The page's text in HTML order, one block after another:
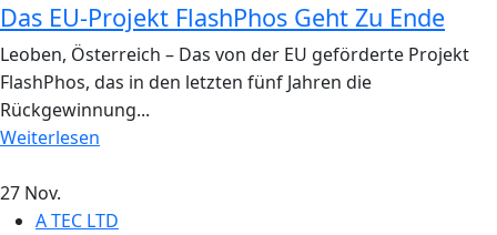
Das EU-Projekt FlashPhos Geht Zu Ende
Leoben, Österreich – Das von der EU geförderte Projekt
FlashPhos, das in den letzten fünf Jahren die
Rückgewinnung...
Weiterlesen
27 Nov.
A TEC LTD